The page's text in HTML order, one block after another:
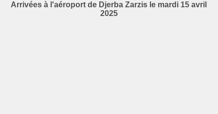
Arrivées à l'aéroport de Djerba Zarzis le mardi 15 avril
2025